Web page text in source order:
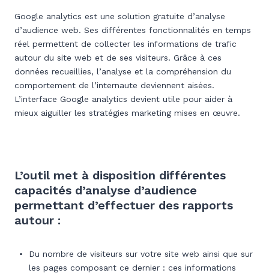
Google analytics est une solution gratuite d’analyse
d’audience web. Ses différentes fonctionnalités en temps
réel permettent de collecter les informations de trafic
autour du site web et de ses visiteurs. Grâce à ces
données recueillies, l’analyse et la compréhension du
comportement de l’internaute deviennent aisées.
L’interface Google analytics devient utile pour aider à
mieux aiguiller les stratégies marketing mises en œuvre.
L’outil met à disposition différentes
capacités d’analyse d’audience
permettant d’effectuer des rapports
autour :
Du nombre de visiteurs sur votre site web ainsi que sur
les pages composant ce dernier : ces informations